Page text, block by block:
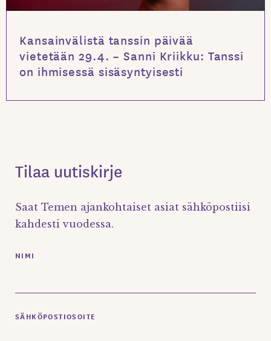
Kansainvälistä tanssin päivää
vietetään 29.4. – Sanni Kriikku: Tanssi
on ihmisessä sisäsyntyisesti
Tilaa uutiskirje
Saat Temen ajankohtaiset asiat sähköpostiisi
kahdesti vuodessa.
NIMI
SÄHKÖPOSTIOSOITE